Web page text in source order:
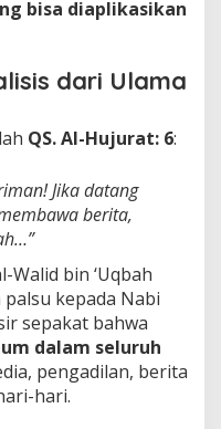
bisa diaplikasikan
dari Ulama
QS. Al-Hujurat: 6:
Jika datang
berita,
bin ‘Uqbah
kepada Nabi
sepakat bahwa
dalam seluruh
pengadilan, berita
hari.